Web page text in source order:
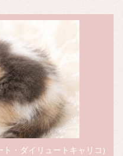
ト・ダイリュートキャリコ)